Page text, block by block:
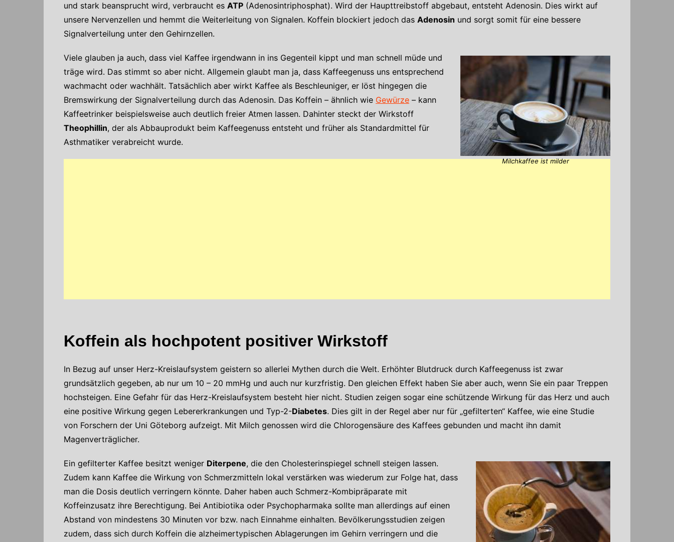
und stark beansprucht wird, verbraucht es ATP (Adenosintriphosphat). Wird der Haupttreibstoff abgebaut, entsteht Adenosin. Dies wirkt auf
unsere Nervenzellen und hemmt die Weiterleitung von Signalen. Koffein blockiert jedoch das Adenosin und sorgt somit für eine bessere
Signalverteilung unter den Gehirnzellen.
Milchkaffee ist milder
Viele glauben ja auch, dass viel Kaffee irgendwann in ins Gegenteil kippt und man schnell müde und
träge wird. Das stimmt so aber nicht. Allgemein glaubt man ja, dass Kaffeegenuss uns entsprechend
wachmacht oder wachhält. Tatsächlich aber wirkt Kaffee als Beschleuniger, er löst hingegen die
Bremswirkung der Signalverteilung durch das Adenosin. Das Koffein – ähnlich wie Gewürze – kann
Kaffeetrinker beispielsweise auch deutlich freier Atmen lassen. Dahinter steckt der Wirkstoff
Theophillin, der als Abbauprodukt beim Kaffeegenuss entsteht und früher als Standardmittel für
Asthmatiker verabreicht wurde.
Koffein als hochpotent positiver Wirkstoff
In Bezug auf unser Herz-Kreislaufsystem geistern so allerlei Mythen durch die Welt. Erhöhter Blutdruck durch Kaffeegenuss ist zwar
grundsätzlich gegeben, ab nur um 10 – 20 mmHg und auch nur kurzfristig. Den gleichen Effekt haben Sie aber auch, wenn Sie ein paar Treppen
hochsteigen. Eine Gefahr für das Herz-Kreislaufsystem besteht hier nicht. Studien zeigen sogar eine schützende Wirkung für das Herz und auch
eine positive Wirkung gegen Lebererkrankungen und Typ-2-Diabetes. Dies gilt in der Regel aber nur für „gefilterten“ Kaffee, wie eine Studie
von Forschern der Uni Göteborg aufzeigt. Mit Milch genossen wird die Chlorogensäure des Kaffees gebunden und macht ihn damit
Magenverträglicher.
Ein gefilterter Kaffee besitzt weniger Diterpene, die den Cholesterinspiegel schnell steigen lassen.
Zudem kann Kaffee die Wirkung von Schmerzmitteln lokal verstärken was wiederum zur Folge hat, dass
man die Dosis deutlich verringern könnte. Daher haben auch Schmerz-Kombipräparate mit
Koffeinzusatz ihre Berechtigung. Bei Antibiotika oder Psychopharmaka sollte man allerdings auf einen
Abstand von mindestens 30 Minuten vor bzw. nach Einnahme einhalten. Bevölkerungsstudien zeigen
zudem, dass sich durch Koffein die alzheimertypischen Ablagerungen im Gehirn verringern und die